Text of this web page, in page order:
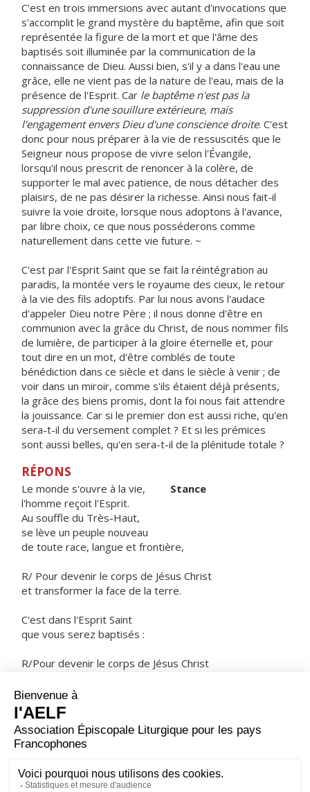
C'est en trois immersions avec autant d'invocations que
s'accomplit le grand mystère du baptême, afin que soit
représentée la figure de la mort et que l'âme des
baptisés soit illuminée par la communication de la
connaissance de Dieu. Aussi bien, s'il y a dans l'eau une
grâce, elle ne vient pas de la nature de l'eau, mais de la
présence de l'Esprit. Car le baptême n'est pas la
suppression d'une souillure extérieure, mais
l'engagement envers Dieu d'une conscience droite. C'est
donc pour nous préparer à la vie de ressuscités que le
Seigneur nous propose de vivre selon l'Évangile,
lorsqu'il nous prescrit de renoncer à la colère, de
supporter le mal avec patience, de nous détacher des
plaisirs, de ne pas désirer la richesse. Ainsi nous fait-il
suivre la voie droite, lorsque nous adoptons à l'avance,
par libre choix, ce que nous posséderons comme
naturellement dans cette vie future. ~
C'est par l'Esprit Saint que se fait la réintégration au
paradis, la montée vers le royaume des cieux, le retour
à la vie des fils adoptifs. Par lui nous avons l'audace
d'appeler Dieu notre Père ; il nous donne d'être en
communion avec la grâce du Christ, de nous nommer fils
de lumière, de participer à la gloire éternelle et, pour
tout dire en un mot, d'être comblés de toute
bénédiction dans ce siècle et dans le siècle à venir ; de
voir dans un miroir, comme s'ils étaient déjà présents,
la grâce des biens promis, dont la foi nous fait attendre
la jouissance. Car si le premier don est aussi riche, qu'en
sera-t-il du versement complet ? Et si les prémices
sont aussi belles, qu'en sera-t-il de la plénitude totale ?
RÉPONS
Le monde s'ouvre à la vie, Stance
l'homme reçoit l'Esprit.
Au souffle du Très-Haut,
se lève un peuple nouveau
de toute race, langue et frontière,
R/ Pour devenir le corps de Jésus Christ
et transformer la face de la terre.
C'est dans l'Esprit Saint
que vous serez baptisés :
R/Pour devenir le corps de Jésus Christ
ORAISON
Dieu qui as relevé le monde par les abaissements de
tirés de l'esclavage du péché ; fais-leur connaître le
bonheur impérissable.